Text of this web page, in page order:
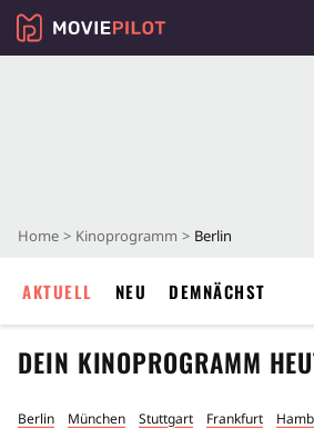
Home Kinoprogramm Berlin
AKTUELL NEU DEMNÄCHST
DEIN KINOPROGRAMM
Berlin München Stuttgart Frankfurt